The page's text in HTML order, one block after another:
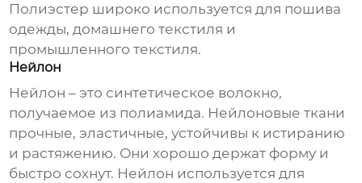
Полиэстер широко используется для пошива
одежды, домашнего текстиля и
промышленного текстиля.
Нейлон
Нейлон – это синтетическое волокно,
получаемое из полиамида. Нейлоновые ткани
прочные, эластичные, устойчивы к истиранию
и растяжению. Они хорошо держат форму и
быстро сохнут. Нейлон используется для